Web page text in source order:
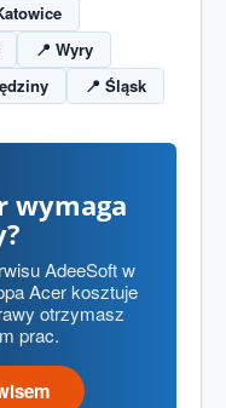
📍 Wyry
📍 Śląsk
wymaga
AdeeSoft w
Acer kosztuje
otrzymasz
prac.